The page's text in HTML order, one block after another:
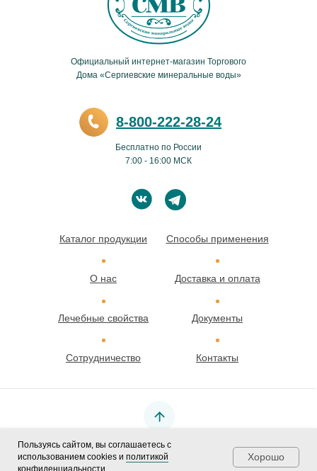
Юридическая
информация
Официальный интернет-магазин Торгового
Дома «Сергиевские минеральные воды»
Каталог продукции
О нас Доставка и оплата
Лечебные свойства Документы
Сотрудничество
Способы применения
Контакты
Бесплатно по России
7:00 - 16:00 МСК
8-800-222-28-24
Пользуясь сайтом, вы соглашаетесь с
использованием cookies и политикой
конфиденциальности
Хорошо